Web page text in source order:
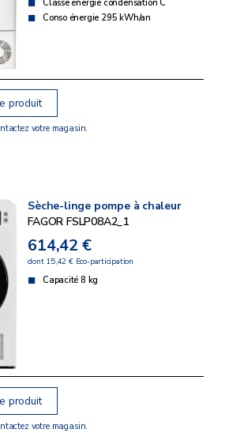
Classe énergie condensation C
Conso énergie 295 kWh/an
produit
votre magasin.
Sèche-linge pompe à chaleur
FAGOR FSLP08A2_1
614,42 €
dont 15,42 € Eco-participation
Capacité 8 kg
produit
votre magasin.